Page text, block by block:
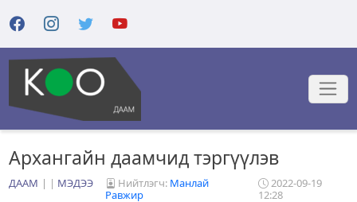
Архангайн даамчид тэргүүлэв
ДААМ | МЭДЭЭ Нийтлэгч: Манлай
Равжир
2022-09-19
12:28